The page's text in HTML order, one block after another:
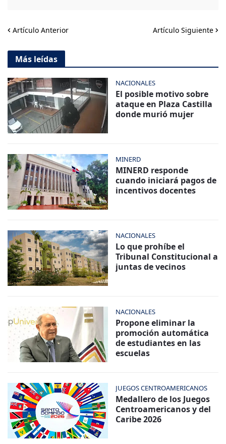
Artículo Anterior Artículo Siguiente
Más leídas
NACIONALES
El posible motivo sobre
ataque en Plaza Castilla
donde murió mujer
MINERD
MINERD responde
cuando iniciará pagos de
incentivos docentes
NACIONALES
Lo que prohíbe el
Tribunal Constitucional a
juntas de vecinos
NACIONALES
Propone eliminar la
promoción automática
de estudiantes en las
escuelas
JUEGOS CENTROAMERICANOS
Medallero de los Juegos
Centroamericanos y del
Caribe 2026